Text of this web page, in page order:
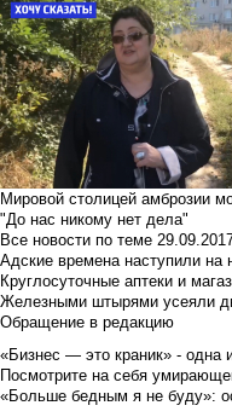
Мировой столицей амброзии
"До нас никому нет дела"
Все новости по теме
Адские времена наступили на
Круглосуточные аптеки и
Железными штырями усеяли
Обращение в редакцию
«Бизнес — это краник» - одна
Посмотрите на себя
«Больше бедным я не буду»: